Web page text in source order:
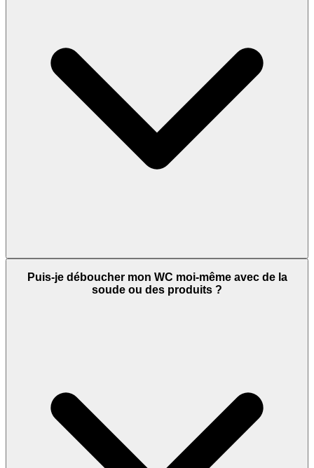
Puis-je déboucher mon WC moi-même avec de la
soude ou des produits ?